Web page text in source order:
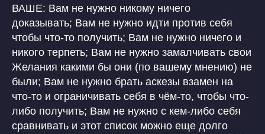
ВАШЕ: Вам не нужно никому ничего
доказывать; Вам не нужно идти против себя
чтобы что-то получить; Вам не нужно ничего и
никого терпеть; Вам не нужно замалчивать свои
Желания какими бы они (по вашему мнению) не
были; Вам не нужно брать аскезы взамен на
что-то и ограничивать себя в чём-то, чтобы что-
либо получить; Вам не нужно с кем-либо себя
сравнивать и этот список можно еще долго